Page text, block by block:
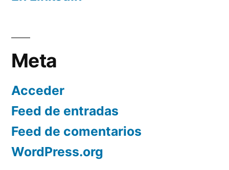
Meta
Acceder
Feed de entradas
Feed de comentarios
WordPress.org